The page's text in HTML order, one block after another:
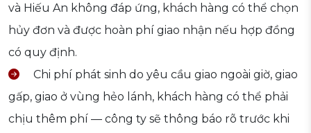
và Hiếu An không đáp ứng, khách hàng có thể chọn
hủy đơn và được hoàn phí giao nhận nếu hợp đồng
có quy định.
Chi phí phát sinh do yêu cầu giao ngoài giờ, giao
gấp, giao ở vùng hẻo lánh, khách hàng có thể phải
chịu thêm phí — công ty sẽ thông báo rõ trước khi